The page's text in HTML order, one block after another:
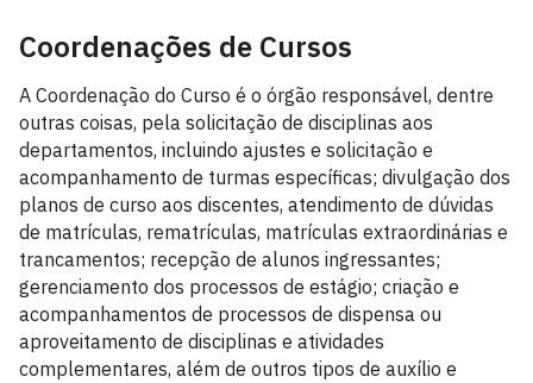
Coordenações de Cursos
A Coordenação do Curso é o órgão responsável, dentre
outras coisas, pela solicitação de disciplinas aos
departamentos, incluindo ajustes e solicitação e
acompanhamento de turmas específicas; divulgação dos
planos de curso aos discentes, atendimento de dúvidas
de matrículas, rematrículas, matrículas extraordinárias e
trancamentos; recepção de alunos ingressantes;
gerenciamento dos processos de estágio; criação e
acompanhamentos de processos de dispensa ou
aproveitamento de disciplinas e atividades
complementares, além de outros tipos de auxílio e